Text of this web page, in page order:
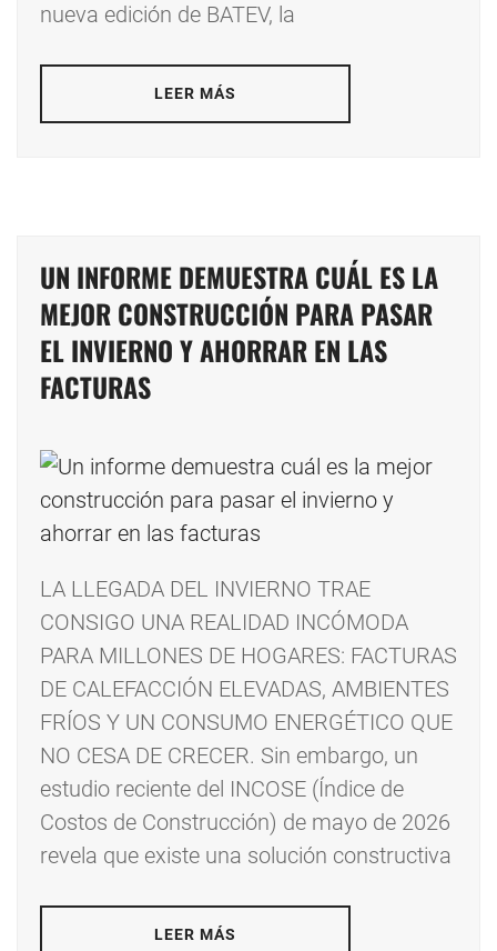
nueva edición de BATEV, la
LEER MÁS
UN INFORME DEMUESTRA CUÁL ES LA
MEJOR CONSTRUCCIÓN PARA PASAR
EL INVIERNO Y AHORRAR EN LAS
FACTURAS
LA LLEGADA DEL INVIERNO TRAE
CONSIGO UNA REALIDAD INCÓMODA
PARA MILLONES DE HOGARES: FACTURAS
DE CALEFACCIÓN ELEVADAS, AMBIENTES
FRÍOS Y UN CONSUMO ENERGÉTICO QUE
NO CESA DE CRECER. Sin embargo, un
estudio reciente del INCOSE (Índice de
Costos de Construcción) de mayo de 2026
revela que existe una solución constructiva
LEER MÁS